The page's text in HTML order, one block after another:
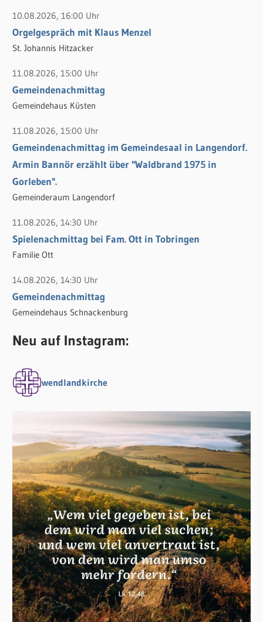
n
n
a
c
h
:
10.08.2026, 16:00 Uhr
Orgelgespräch mit Klaus Menzel
St. Johannis Hitzacker
11.08.2026, 15:00 Uhr
Gemeindenachmittag
Gemeindehaus Küsten
11.08.2026, 15:00 Uhr
Gemeindenachmittag im Gemeindesaal in Langendorf.
Armin Bannör erzählt über "Waldbrand 1975 in
Gorleben".
Gemeinderaum Langendorf
11.08.2026, 14:30 Uhr
Spielenachmittag bei Fam. Ott in Tobringen
Familie Ott
14.08.2026, 14:30 Uhr
Gemeindenachmittag
Gemeindehaus Schnackenburg
Neu auf Instagram:
wendlandkirche